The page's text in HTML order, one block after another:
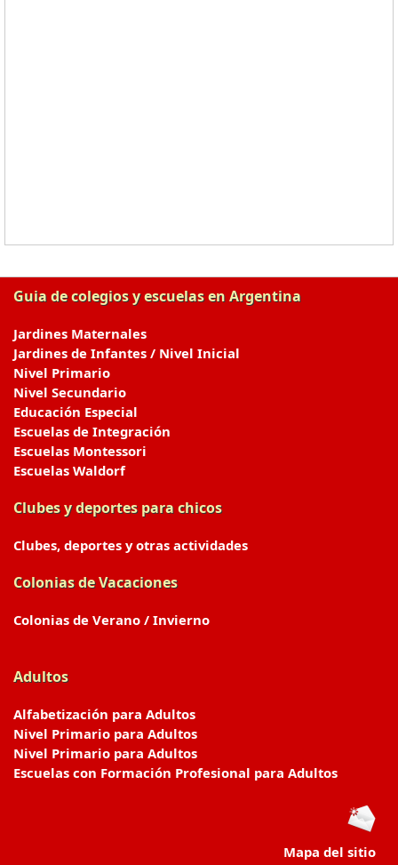
Guia de colegios y escuelas en Argentina
Jardines Maternales
Jardines de Infantes / Nivel Inicial
Nivel Primario
Nivel Secundario
Educación Especial
Escuelas de Integración
Escuelas Montessori
Escuelas Waldorf
Clubes y deportes para chicos
Clubes, deportes y otras actividades
Colonias de Vacaciones
Colonias de Verano / Invierno
Adultos
Alfabetización para Adultos
Nivel Primario para Adultos
Nivel Primario para Adultos
Escuelas con Formación Profesional para Adultos
Mapa del sitio